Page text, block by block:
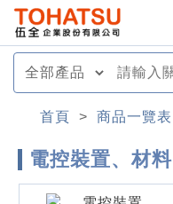
首頁 > 商品一覽表
電控裝置、材料